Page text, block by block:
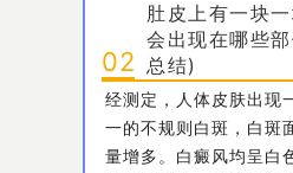
02
肚皮上有一块
会出现在哪些
总结)
经测定，人体皮肤出现
一的不规则白斑，白斑
量增多。白癜风均呈白